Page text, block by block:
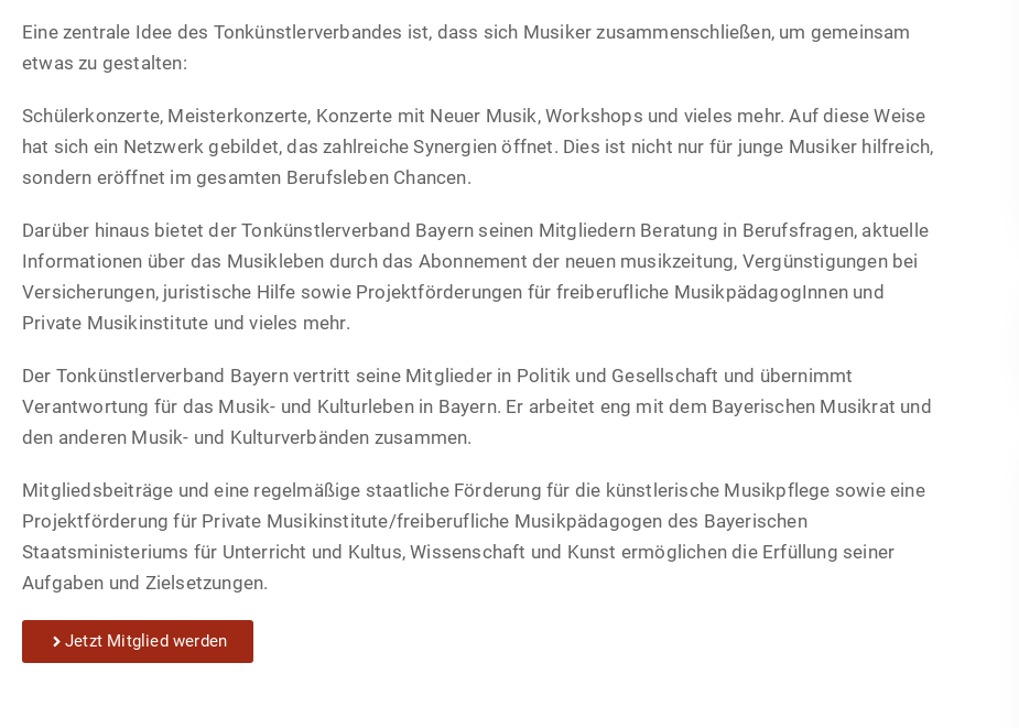
Eine zentrale Idee des Tonkünstlerverbandes ist, dass sich Musiker zusammenschließen, um gemeinsam
etwas zu gestalten:
Schülerkonzerte, Meisterkonzerte, Konzerte mit Neuer Musik, Workshops und vieles mehr. Auf diese Weise
hat sich ein Netzwerk gebildet, das zahlreiche Synergien öffnet. Dies ist nicht nur für junge Musiker hilfreich,
sondern eröffnet im gesamten Berufsleben Chancen.
Darüber hinaus bietet der Tonkünstlerverband Bayern seinen Mitgliedern Beratung in Berufsfragen, aktuelle
Informationen über das Musikleben durch das Abonnement der neuen musikzeitung, Vergünstigungen bei
Versicherungen, juristische Hilfe sowie Projektförderungen für freiberufliche MusikpädagogInnen und
Private Musikinstitute und vieles mehr.
Der Tonkünstlerverband Bayern vertritt seine Mitglieder in Politik und Gesellschaft und übernimmt
Verantwortung für das Musik- und Kulturleben in Bayern. Er arbeitet eng mit dem Bayerischen Musikrat und
den anderen Musik- und Kulturverbänden zusammen.
Mitgliedsbeiträge und eine regelmäßige staatliche Förderung für die künstlerische Musikpflege sowie eine
Projektförderung für Private Musikinstitute/freiberufliche Musikpädagogen des Bayerischen
Staatsministeriums für Unterricht und Kultus, Wissenschaft und Kunst ermöglichen die Erfüllung seiner
Aufgaben und Zielsetzungen.
Jetzt Mitglied werden